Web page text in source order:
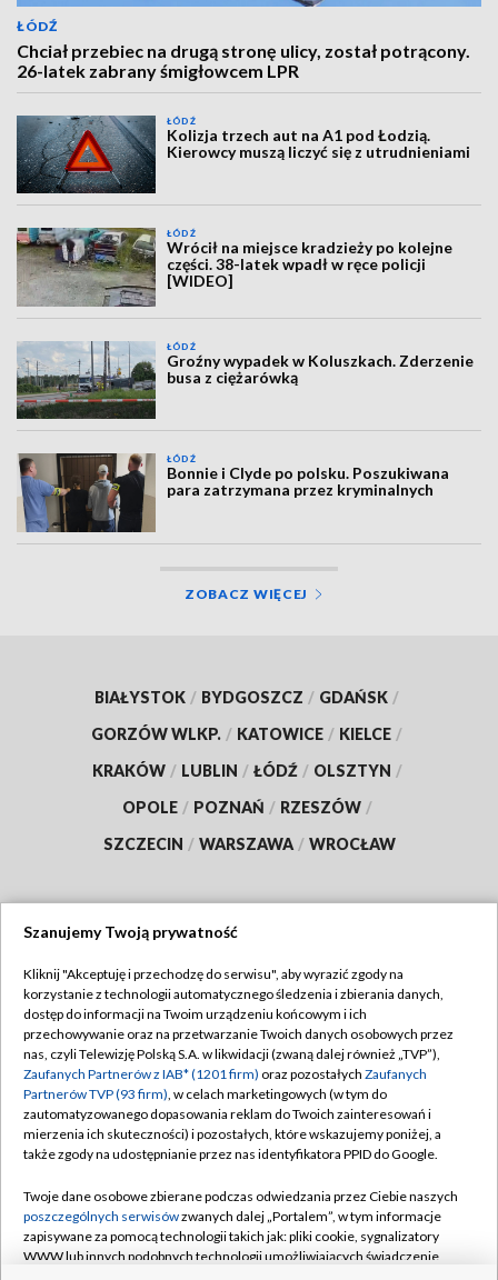
ŁÓDŹ
Chciał przebiec na drugą stronę ulicy, został potrącony.
26-latek zabrany śmigłowcem LPR
ŁÓDŹ
Kolizja trzech aut na A1 pod Łodzią.
Kierowcy muszą liczyć się z utrudnieniami
ŁÓDŹ
Wrócił na miejsce kradzieży po kolejne
części. 38-latek wpadł w ręce policji
[WIDEO]
ŁÓDŹ
Groźny wypadek w Koluszkach. Zderzenie
busa z ciężarówką
ŁÓDŹ
Bonnie i Clyde po polsku. Poszukiwana
para zatrzymana przez kryminalnych
ZOBACZ WIĘCEJ
BIAŁYSTOK / BYDGOSZCZ / GDAŃSK /
GORZÓW WLKP. / KATOWICE / KIELCE /
KRAKÓW / LUBLIN / ŁÓDŹ / OLSZTYN /
OPOLE / POZNAŃ / RZESZÓW /
SZCZECIN / WARSZAWA / WROCŁAW
TVP
Abonament TVP
Emisja w TVP
Centrum informacji TVP
Naziemna Telewizja Cyfrowa
Rada Programowa
System NOS
Regulamin TVP
Polityka prywatności
Moje zgody
Pomoc
Kontakt
Szanujemy Twoją prywatność
Kliknij "Akceptuję i przechodzę do serwisu", aby wyrazić zgody na
korzystanie z technologii automatycznego śledzenia i zbierania danych,
dostęp do informacji na Twoim urządzeniu końcowym i ich
przechowywanie oraz na przetwarzanie Twoich danych osobowych przez
nas, czyli Telewizję Polską S.A. w likwidacji (zwaną dalej również „TVP”),
Zaufanych Partnerów z IAB* (1201 firm) oraz pozostałych Zaufanych
Partnerów TVP (93 firm), w celach marketingowych (w tym do
zautomatyzowanego dopasowania reklam do Twoich zainteresowań i
mierzenia ich skuteczności) i pozostałych, które wskazujemy poniżej, a
także zgody na udostępnianie przez nas identyfikatora PPID do Google.
Twoje dane osobowe zbierane podczas odwiedzania przez Ciebie naszych
poszczególnych serwisówzwanych dalej „Portalem”, w tym informacje
zapisywane za pomocą technologii takich jak: pliki cookie, sygnalizatory
WWW lub innych podobnych technologii umożliwiających świadczenie